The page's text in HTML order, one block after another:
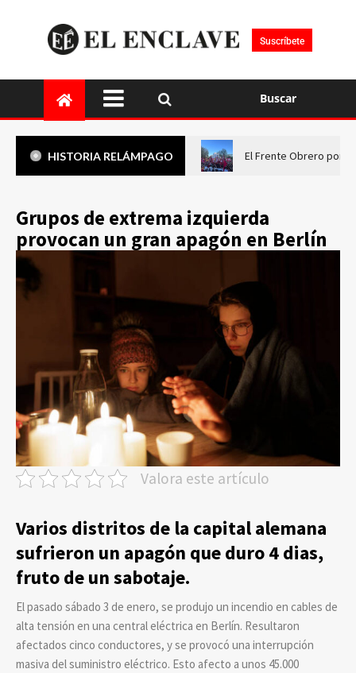
Suscríbete
Buscar
HISTORIA RELÁMPAGO El Frente Obrero pone
Grupos de extrema izquierda
provocan un gran apagón en Berlín
Valora este artículo
Varios distritos de la capital alemana
sufrieron un apagón que duro 4 dias,
fruto de un sabotaje.
El pasado sábado 3 de enero, se produjo un incendio en cables de
alta tensión en una central eléctrica en Berlín. Resultaron
afectados cinco conductores, y se provocó una interrupción
masiva del suministro eléctrico. Esto afecto a unos 45.000